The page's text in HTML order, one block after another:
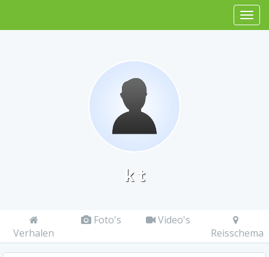
k t
Verhalen
Foto's
Video's
Reisschema